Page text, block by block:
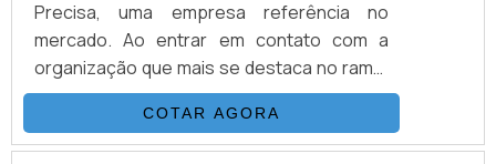
Precisa, uma empresa referência no
mercado. Ao entrar em contato com a
organização que mais se destaca no ramo,
o cliente receberá um suporte completo
para sanar eventuais dúvidas sobre o
produto a ser adquirido.MAIS
COTAR AGORA